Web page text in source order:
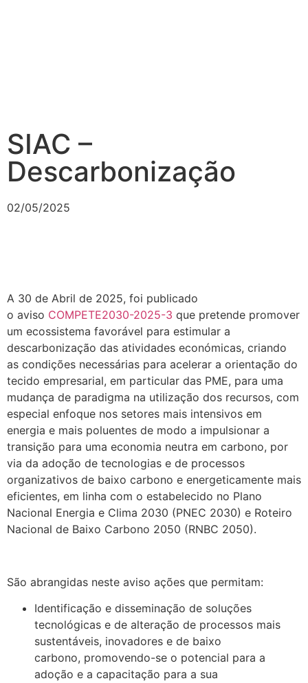
SIAC –
Descarbonização
02/05/2025
A 30 de Abril de 2025, foi publicado
o aviso COMPETE2030-2025-3 que pretende promover
um ecossistema favorável para estimular a
descarbonização das atividades económicas, criando
as condições necessárias para acelerar a orientação do
tecido empresarial, em particular das PME, para uma
mudança de paradigma na utilização dos recursos, com
especial enfoque nos setores mais intensivos em
energia e mais poluentes de modo a impulsionar a
transição para uma economia neutra em carbono, por
via da adoção de tecnologias e de processos
organizativos de baixo carbono e energeticamente mais
eficientes, em linha com o estabelecido no Plano
Nacional Energia e Clima 2030 (PNEC 2030) e Roteiro
Nacional de Baixo Carbono 2050 (RNBC 2050).
São abrangidas neste aviso ações que permitam:
Identificação e disseminação de soluções
tecnológicas e de alteração de processos mais
sustentáveis, inovadores e de baixo
carbono, promovendo-se o potencial para a
adoção e a capacitação para a sua